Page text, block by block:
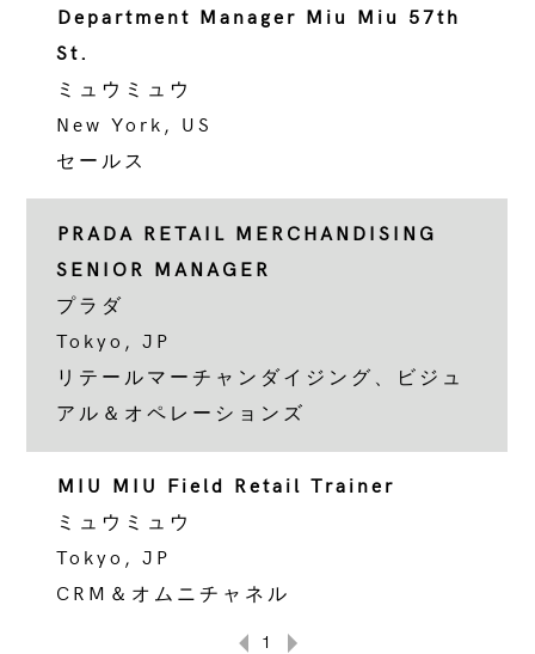
Department Manager Miu Miu 57th
St.
ミュウミュウ
New York, US
セールス
PRADA RETAIL MERCHANDISING
SENIOR MANAGER
プラダ
Tokyo, JP
リテールマーチャンダイジング、ビジュ
アル＆オペレーションズ
MIU MIU Field Retail Trainer
ミュウミュウ
Tokyo, JP
CRM＆オムニチャネル
1